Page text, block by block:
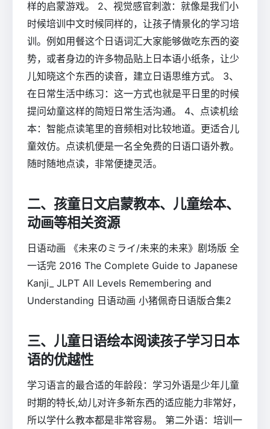
样的启蒙游戏。 2、视觉感官刺激：就像是我们小
时候培训中文时候同样的，让孩子情景化的学习培
训。例如用餐这个日语词汇大家能够做吃东西的姿
势，或者身边的许多物品贴上日本语小纸条，让少
儿知晓这个东西的读音，建立日语思维方式。 3、
在日常生活中练习：这一方式也就是平日里的时候
提问幼童这样的简短日常生活沟通。 4、点读机绘
本：智能点读笔里的音频相对比较地道。更适合儿
童效仿。点读机便是一名全免费的日语口语外教。
随时随地点读，非常便捷灵活。
二、孩童日文启蒙教本、儿童绘本、
动画等相关资源
日语动画 《未来のミライ/未来的未来》剧场版 全
一话完 2016 The Complete Guide to Japanese
Kanji_ JLPT All Levels Remembering and
Understanding 日语动画 小猪佩奇日语版合集2
三、儿童日语绘本阅读孩子学习日本
语的优越性
学习语言的最合适的年龄段：学习外语是少年儿童
时期的特长,幼儿对许多新东西的适应能力非常好，
所以学什么教本都是非常容易。 第二外语：培训一